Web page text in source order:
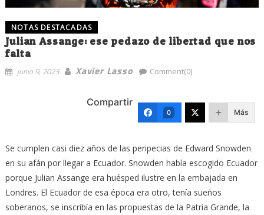
NOTAS DESTACADAS
Julian Assange: ese pedazo de libertad que nos
falta
junio 9, 2023 Xavier Lasso Comment(0)
Compartir
0 Más
Se cumplen casi diez años de las peripecias de Edward Snowden
en su afán por llegar a Ecuador. Snowden había escogido Ecuador
porque Julian Assange era huésped ilustre en la embajada en
Londres. El Ecuador de esa época era otro, tenía sueños
soberanos, se inscribía en las propuestas de la Patria Grande, la